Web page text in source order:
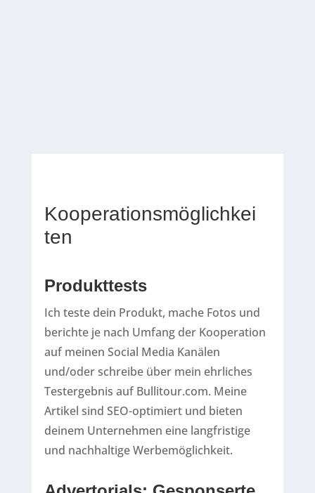
Kooperationsmöglichkei
ten
Produkttests
Ich teste dein Produkt, mache Fotos und
berichte je nach Umfang der Kooperation
auf meinen Social Media Kanälen
und/oder schreibe über mein ehrliches
Testergebnis auf Bullitour.com. Meine
Artikel sind SEO-optimiert und bieten
deinem Unternehmen eine langfristige
und nachhaltige Werbemöglichkeit.